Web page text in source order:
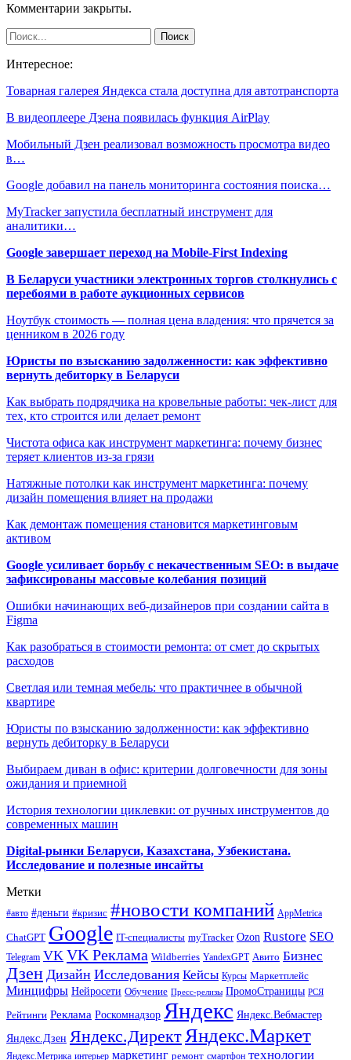
Комментарии закрыты.
Интересное:
Товарная галерея Яндекса стала доступна для автотранспорта
В видеоплеере Дзена появилась функция AirPlay
Мобильный Дзен реализовал возможность просмотра видео
в…
Google добавил на панель мониторинга состояния поиска…
MyTracker запустила бесплатный инструмент для
аналитики…
Google завершает переход на Mobile-First Indexing
В Беларуси участники электронных торгов столкнулись с
перебоями в работе аукционных сервисов
Ноутбук стоимость — полная цена владения: что прячется за
ценником в 2026 году
Юристы по взысканию задолженности: как эффективно
вернуть дебиторку в Беларуси
Как выбрать подрядчика на кровельные работы: чек-лист для
тех, кто строится или делает ремонт
Чистота офиса как инструмент маркетинга: почему бизнес
теряет клиентов из-за грязи
Натяжные потолки как инструмент маркетинга: почему
дизайн помещения влияет на продажи
Как демонтаж помещения становится маркетинговым
активом
Google усиливает борьбу с некачественным SEO: в выдаче
зафиксированы массовые колебания позиций
Ошибки начинающих веб-дизайнеров при создании сайта в
Figma
Как разобраться в стоимости ремонта: от смет до скрытых
расходов
Светлая или темная мебель: что практичнее в обычной
квартире
Юристы по взысканию задолженности: как эффективно
вернуть дебиторку в Беларуси
Выбираем диван в офис: критерии долговечности для зоны
ожидания и приемной
История технологии циклевки: от ручных инструментов до
современных машин
Digital-рынки Беларуси, Казахстана, Узбекистана.
Исследование и полезные инсайты
Метки
#авто #деньги #кризис #новости компаний AppMetrica
ChatGPT Google IT-специалисты myTracker Ozon Rustore SEO
Telegram VK VK Реклама Wildberries YandexGPT Авито Бизнес
Дзен Дизайн Исследования Кейсы Курсы Маркетплейс
Минцифры Нейросети Обучение Пресс-релизы ПромоСтраницы РСЯ
Рейтинги Реклама Роскомнадзор Яндекс Яндекс.Вебмастер
Яндекс.Дзен Яндекс.ДиректЯндекс.Маркет
Яндекс.Метрика интерьер маркетинг ремонт смартфон технологии